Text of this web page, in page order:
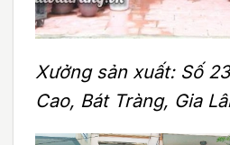
Xưởng sản xuất: Số
Cao, Bát Tràng, Gia